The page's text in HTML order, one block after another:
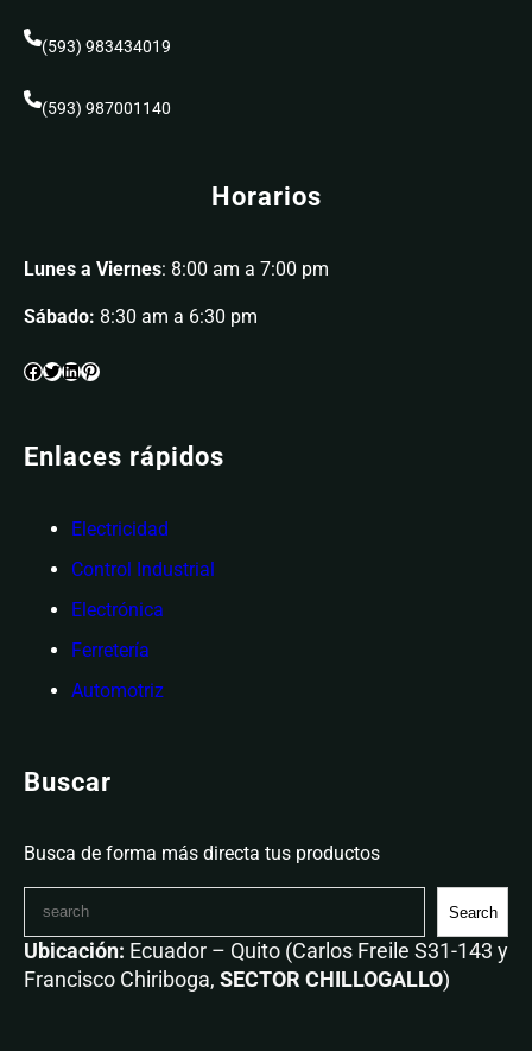
(593) 983434019
(593) 987001140
Horarios
Lunes a Viernes: 8:00 am a 7:00 pm
Sábado: 8:30 am a 6:30 pm
Enlaces rápidos
Electricidad
Control Industrial
Electrónica
Ferretería
Automotriz
Buscar
Busca de forma más directa tus productos
Search
Ubicación: Ecuador – Quito (Carlos Freile S31-143 y
Francisco Chiriboga, SECTOR CHILLOGALLO)